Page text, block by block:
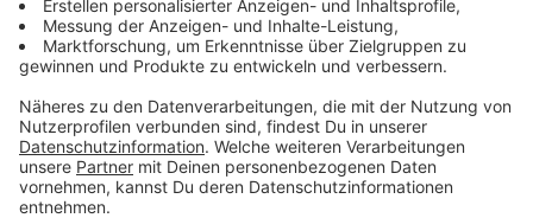
Weitere Infos zu Bauarbeiten auf den Autobahnen
Infos zum Kreuz Hilden
Der Antenne-Düsseldorf-Verkehrsservice auf
unserer Homepage
Anzeige